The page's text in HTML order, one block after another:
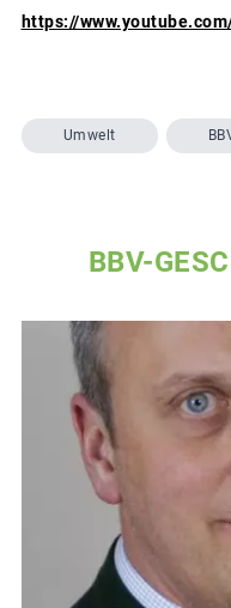
https://
Umwelt
BBV-